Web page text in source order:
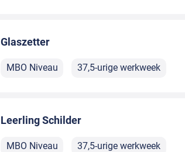
Glaszetter
MBO Niveau 37,5-urige werkweek
Leerling Schilder
MBO Niveau 37,5-urige werkweek